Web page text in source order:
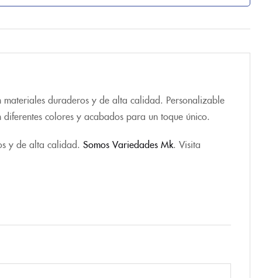
duraderos y de alta calidad. Personalizable
colores y acabados para un toque único.
y de alta calidad. Somos Variedades Mk. Visita